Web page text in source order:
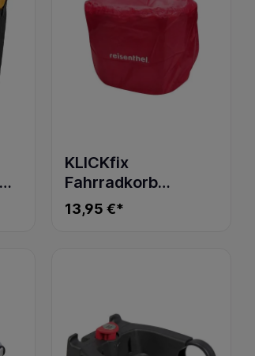
KLICKfix
Fahrradkorb
BIKEBASKET
13,95 €*